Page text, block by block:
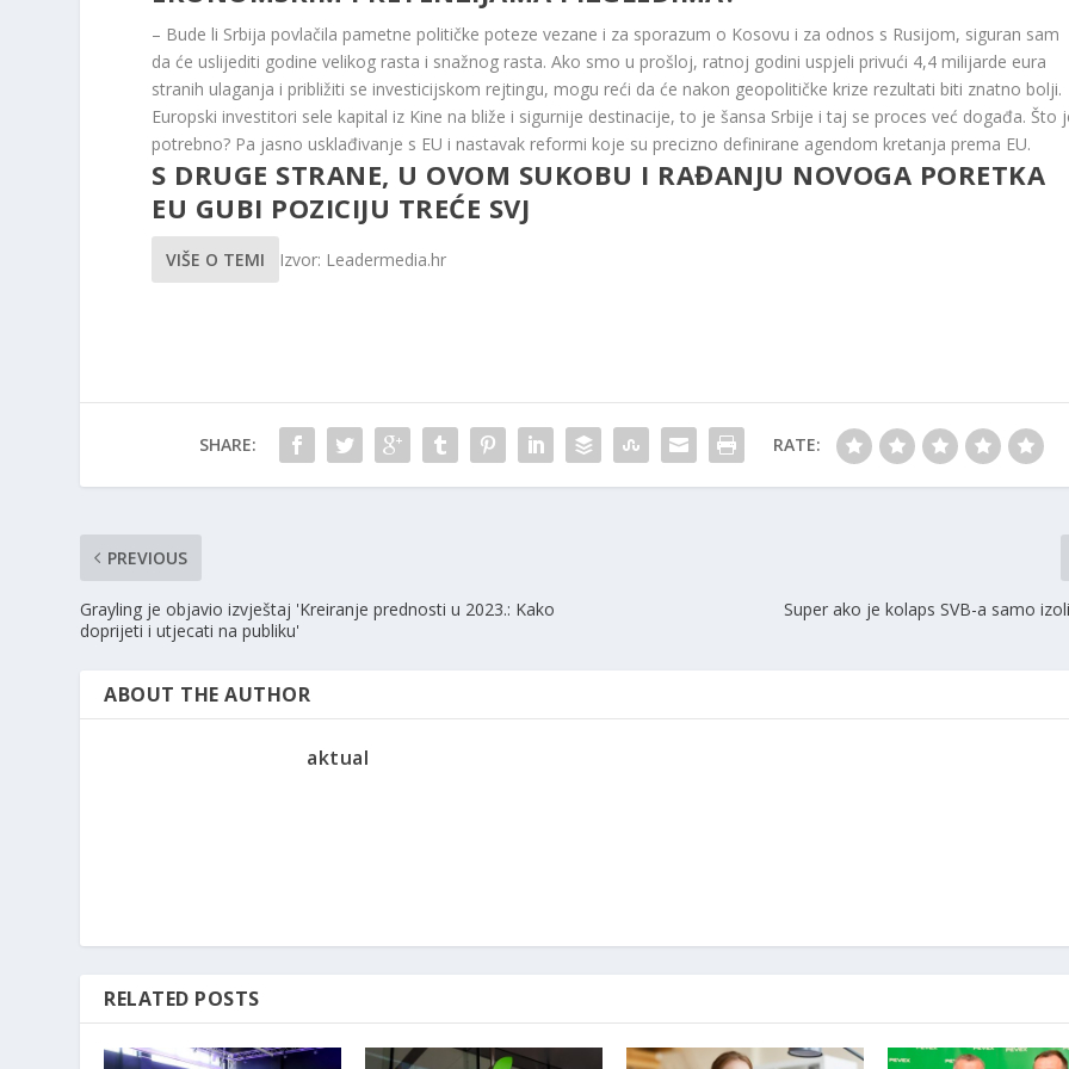
– Bude li Srbija povlačila pametne političke poteze vezane i za sporazum o Kosovu i za odnos s Rusijom, siguran sam
da će uslijediti godine velikog rasta i snažnog rasta. Ako smo u prošloj, ratnoj godini uspjeli privući 4,4 milijarde eura
stranih ulaganja i približiti se investicijskom rejtingu, mogu reći da će nakon geopolitičke krize rezultati biti znatno bolji.
Europski investitori sele kapital iz Kine na bliže i sigurnije destinacije, to je šansa Srbije i taj se proces već događa. Što
potrebno? Pa jasno usklađivanje s EU i nastavak reformi koje su precizno definirane agendom kretanja prema EU.
S DRUGE STRANE, U OVOM SUKOBU I RAĐANJU NOVOGA PORETKA
EU GUBI POZICIJU TREĆE SVJ
VIŠE O TEMI Izvor: Leadermedia.hr
SHARE: RATE:
PREVIOUS
Grayling je objavio izvještaj 'Kreiranje prednosti u 2023.: Kako
doprijeti i utjecati na publiku'
Super ako je kolaps SVB-a samo
ABOUT THE AUTHOR
aktual
RELATED POSTS